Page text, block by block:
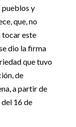
pueblos y
que, no
tocar este
dio la firma
que tuvo
de
a partir de
16 de